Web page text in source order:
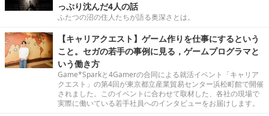
っぷり沈んだ4人の話
ふたつの沼の住人たちが語る奥深さとは。
【キャリアクエスト】ゲーム作りを仕事にするという
こと。セガの若手の事例に見る，ゲームプログラマと
いう働き方
Game*Sparkと4Gamerの合同による就活イベント「キャリア
クエスト」の第4回が東京都立産業貿易センター浜松町館で開催
されました。このイベントに合わせて取材した、各社の現場で
実際に働いている若手社員へのインタビューをお届けします。